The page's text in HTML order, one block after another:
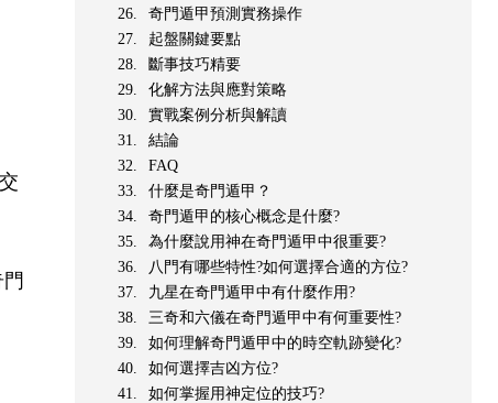
奇門遁甲預測實務操作
起盤關鍵要點
斷事技巧精要
化解方法與應對策略
實戰案例分析與解讀
結論
FAQ
什麼是奇門遁甲？
奇門遁甲的核心概念是什麼?
為什麼說用神在奇門遁甲中很重要?
八門有哪些特性?如何選擇合適的方位?
九星在奇門遁甲中有什麼作用?
三奇和六儀在奇門遁甲中有何重要性?
如何理解奇門遁甲中的時空軌跡變化?
如何選擇吉凶方位?
如何掌握用神定位的技巧?